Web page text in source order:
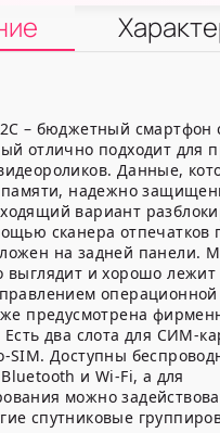
– бюджетный смартфон
отлично подходит для
Данные,
памяти, надежно
вариант
сканера отпечатков
на задней панели.
выглядит и хорошо
предусмотрена
два слота для СИМ-
SIM. Доступны
и Wi-Fi, а для
можно
спутниковые